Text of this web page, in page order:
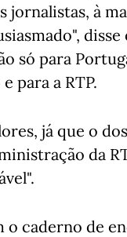
jornalistas, à
só para
para a RTP.
já que o
da
o caderno de